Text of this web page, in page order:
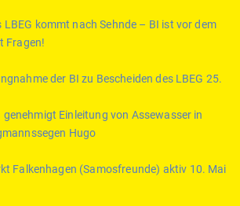
kommt nach Sehnde – BI ist vor dem
Fragen!
der BI zu Bescheiden des LBEG 25.
genehmigt Einleitung von Assewasser in
Hugo
Falkenhagen (Samosfreunde) aktiv 10. Mai